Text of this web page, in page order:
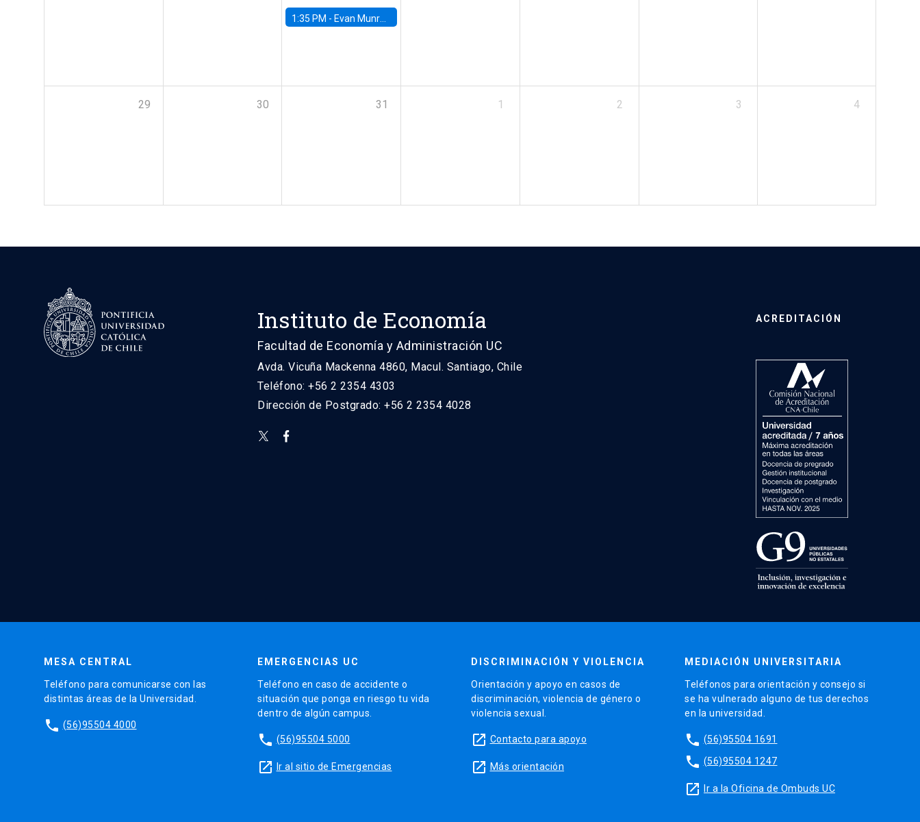
1:35 PM - Evan Munro, Neyman Visiting Assistant Professor in the Department of Statistics at UC Berkeley
29 30 31 1 2 3 4
Instituto de Economía
Facultad de Economía y Administración UC
Avda. Vicuña Mackenna 4860, Macul. Santiago, Chile
Teléfono: +56 2 2354 4303
Dirección de Postgrado: +56 2 2354 4028
ACREDITACIÓN
MESA CENTRAL
Teléfono para comunicarse con las
distintas áreas de la Universidad.
phone (56)95504 4000
EMERGENCIAS UC
Teléfono en caso de accidente o
situación que ponga en riesgo tu vida
dentro de algún campus.
phone (56)95504 5000
launch Ir al sitio de Emergencias
DISCRIMINACIÓN Y VIOLENCIA
Orientación y apoyo en casos de
discriminación, violencia de género o
violencia sexual.
launch Contacto para apoyo
launch Más orientación
MEDIACIÓN UNIVERSITARIA
Teléfonos para orientación y consejo si
se ha vulnerado alguno de tus derechos
en la universidad.
phone (56)95504 1691
phone (56)95504 1247
launch Ir a la Oficina de Ombuds UC